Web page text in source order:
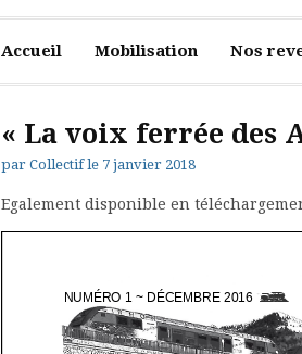
Accueil Mobilisation Nos
« La voix ferrée des
par Collectif le 7 janvier 2018
Egalement disponible en